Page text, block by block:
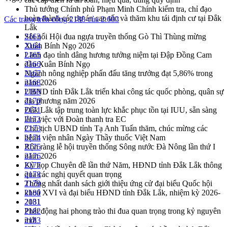
Thủ tướng Chính phủ Phạm Minh Chính kiểm tra, chỉ đạo
hoàn thành các dự án cao tốc và thăm khu tái định cư tại Đắk
Lắk
Sôi nổi Hội đua ngựa truyền thống Gò Thì Thùng mừng
Xuân Bính Ngọ 2026
Lãnh đạo tỉnh dâng hương tưởng niệm tại Đập Đồng Cam
đầu Xuân Bính Ngọ
Ngành nông nghiệp phấn đấu tăng trưởng đạt 5,86% trong
năm 2026
UBND tỉnh Đắk Lắk triển khai công tác quốc phòng, quân sự
địa phương năm 2026
Đắk Lắk tập trung toàn lực khắc phục tồn tại IUU, sẵn sàng
làm việc với Đoàn thanh tra EC
Chủ tịch UBND tỉnh Tạ Anh Tuấn thăm, chúc mừng các
bệnh viện nhân Ngày Thầy thuốc Việt Nam
Rộn ràng lễ hội truyền thống Sông nước Đà Nông lần thứ I
năm 2026
Kỳ họp Chuyên đề lần thứ Năm, HĐND tỉnh Đắk Lắk thông
qua các nghị quyết quan trọng
Thống nhất danh sách giới thiệu ứng cử đại biểu Quốc hội
khoá XVI và đại biểu HĐND tỉnh Đắk Lắk, nhiệm kỳ 2026-
2031
Phát động hai phong trào thi đua quan trọng trong kỷ nguyên
mới
Các trang trên cổng 2188 của 2.683
2163
2164
2165
2166
2167
2168
2169
2170
2171
2172
2173
2174
2175
2176
2177
2178
2179
2180
2181
2182
2183